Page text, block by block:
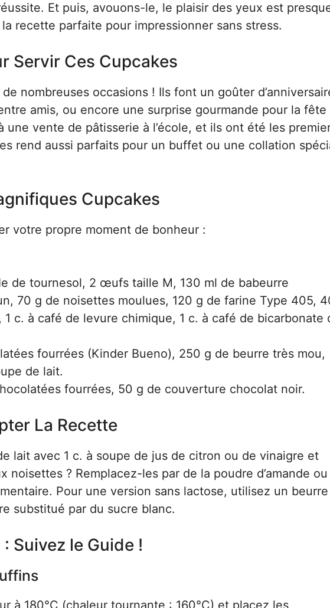
Et puis, avouons-le, le plaisir des yeux est
recette parfaite pour impressionner sans stress.
Servir Ces Cupcakes
nombreuses occasions ! Ils font un goûter
amis, ou encore une surprise gourmande pour la fête
une vente de pâtisserie à l’école, et ils ont été les
rend aussi parfaits pour un buffet ou une collation
Cupcakes
votre propre moment de bonheur :
de tournesol, 2 œufs taille M, 130 ml de babeurre
70 g de noisettes moulues, 120 g de farine Type 405,
c. à café de levure chimique, 1 c. à café de bicarbonate
fourrées (Kinder Bueno), 250 g de beurre très mou,
de lait.
fourrées, 50 g de couverture chocolat noir.
La Recette
lait avec 1 c. à soupe de jus de citron ou de vinaigre et
noisettes ? Remplacez-les par de la poudre d’amande ou
Pour une version sans lactose, utilisez un
substitué par du sucre blanc.
Suivez le Guide !
à 180°C (chaleur tournante : 160°C) et placez les